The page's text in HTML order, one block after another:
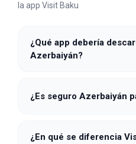
la app Visit Baku
¿Qué app debería
Azerbaiyán?
¿Es seguro Azerbaiyán
¿En qué se diferencia